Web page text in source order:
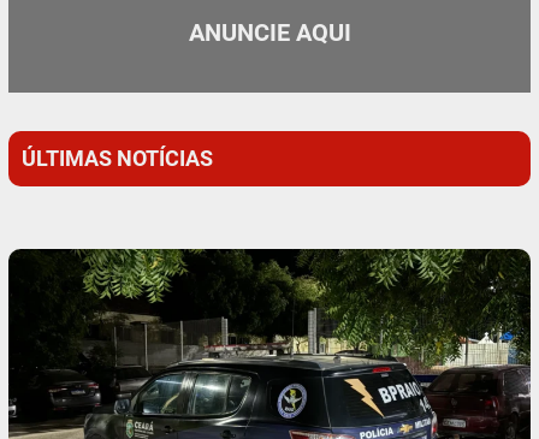
ANUNCIE AQUI
ÚLTIMAS NOTÍCIAS